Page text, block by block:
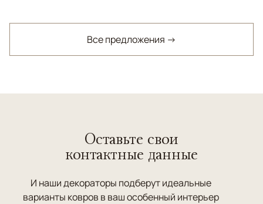
Все предложения →
Оставьте свои
контактные данные
И наши декораторы подберут идеальные
варианты ковров в ваш особенный интерьер